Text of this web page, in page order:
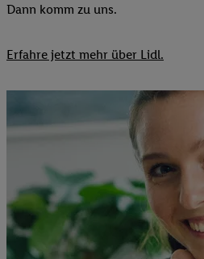
Dann komm zu uns.​
Erfahre jetzt mehr über Lidl.